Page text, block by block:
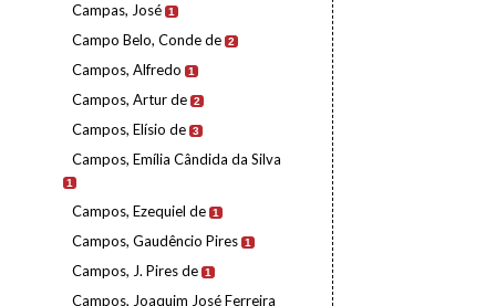
Campas, José 1
Campo Belo, Conde de 2
Campos, Alfredo 1
Campos, Artur de 2
Campos, Elísio de 3
Campos, Emília Cândida da Silva
1
Campos, Ezequiel de 1
Campos, Gaudêncio Pires 1
Campos, J. Pires de 1
Campos, Joaquim José Ferreira